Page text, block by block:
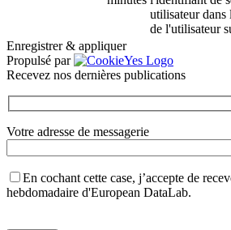
utilisateur dans
de l'utilisateur
Enregistrer & appliquer
Propulsé par
Recevez nos dernières publications
Votre adresse de messagerie
En cochant cette case, j’accepte de
hebdomadaire d'European DataLab.